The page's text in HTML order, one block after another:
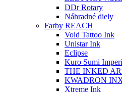
DDr Rotary
Náhradné diely
Farby REACH
Void Tattoo Ink
Unistar Ink
Eclipse
Kuro Sumi
THE INKED
KWADRON
Xtreme Ink